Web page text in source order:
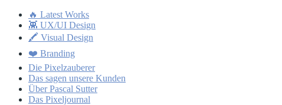
🔥 Latest Works
👾 UX/UI Design
🖍 Visual Design
❤️ Branding
Die Pixelzauberer
Das sagen unsere Kunden
Über Pascal Sutter
Das Pixeljournal